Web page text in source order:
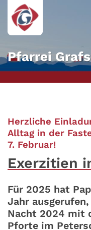
Zum Inhalt springen
Pfarrei
Herzliche
Alltag in der
7. Februar!:
Exerzitien
Für 2025 hat
Jahr
Nacht 2024 mit
Pforte im